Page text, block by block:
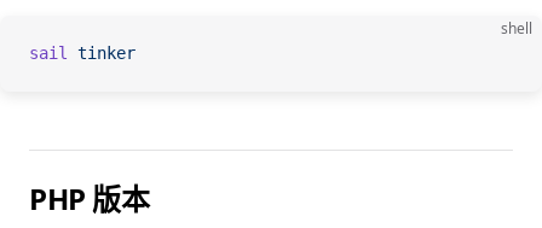
shell
sail tinker
PHP 版本